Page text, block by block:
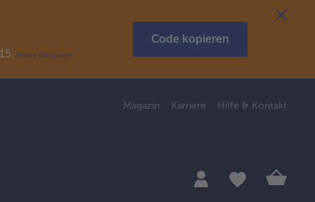
Weitere Bedingungen
Code kopieren
Magazin Karriere Hilfe & Kontakt